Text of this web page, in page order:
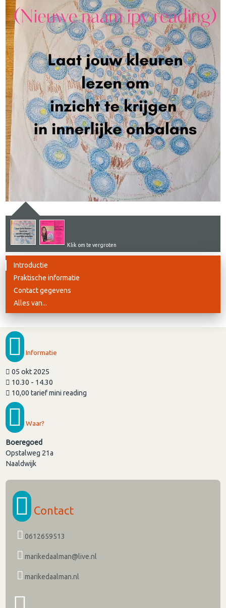
Klik om te vergroten
Introductie
Praktische informatie
Contact gegevens
Alles van...
Informatie
05 okt 2025
10.30 - 14.30
10,00 tarief mini reading
Waar?
Boeregoed
Opstalweg 21a
Naaldwijk
Contact
0612659513
marikedaalman@live.nl
marikedaalman.nl